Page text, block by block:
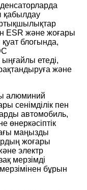
қабылдау
ESR және жоғары
блогында,
ыңғайлы етеді,
және
алюминий
сенімділік пен
автомобиль,
өнеркәсіптік
маңызды
жоғары
электр
мерзімді
бұрын